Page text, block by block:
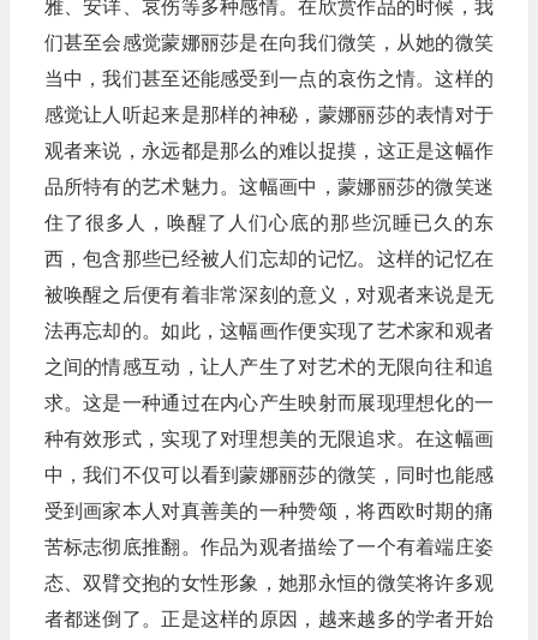
雅、安详、哀伤等多种感情。在欣赏作品的时候，我
们甚至会感觉蒙娜丽莎是在向我们微笑，从她的微笑
当中，我们甚至还能感受到一点的哀伤之情。这样的
感觉让人听起来是那样的神秘，蒙娜丽莎的表情对于
观者来说，永远都是那么的难以捉摸，这正是这幅作
品所特有的艺术魅力。这幅画中，蒙娜丽莎的微笑迷
住了很多人，唤醒了人们心底的那些沉睡已久的东
西，包含那些已经被人们忘却的记忆。这样的记忆在
被唤醒之后便有着非常深刻的意义，对观者来说是无
法再忘却的。如此，这幅画作便实现了艺术家和观者
之间的情感互动，让人产生了对艺术的无限向往和追
求。这是一种通过在内心产生映射而展现理想化的一
种有效形式，实现了对理想美的无限追求。在这幅画
中，我们不仅可以看到蒙娜丽莎的微笑，同时也能感
受到画家本人对真善美的一种赞颂，将西欧时期的痛
苦标志彻底推翻。作品为观者描绘了一个有着端庄姿
态、双臂交抱的女性形象，她那永恒的微笑将许多观
者都迷倒了。正是这样的原因，越来越多的学者开始